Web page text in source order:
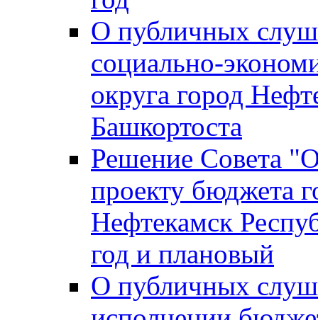
О публичных
социально-
округа город
Башкортоста
Решение Совета
проекту бюджета
Нефтекамск
год и плановый
О публичных